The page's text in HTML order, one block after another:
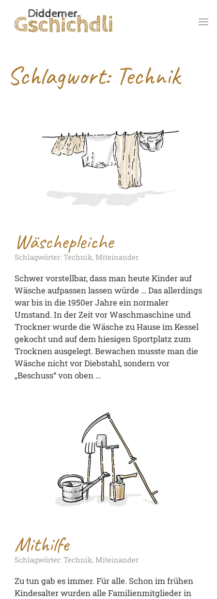
Schlagwort: Technik
Wäschepleiche
Schlagwörter: Technik, Miteinander
Schwer vorstellbar, dass man heute Kinder auf
Wäsche aufpassen lassen würde … Das allerdings
war bis in die 1950er Jahre ein normaler
Umstand. In der Zeit vor Waschmaschine und
Trockner wurde die Wäsche zu Hause im Kessel
gekocht und auf dem hiesigen Sportplatz zum
Trocknen ausgelegt. Bewachen musste man die
Wäsche nicht vor Diebstahl, sondern vor
„Beschuss“ von oben …
Mithilfe
Schlagwörter: Technik, Miteinander
Zu tun gab es immer. Für alle. Schon im frühen
Kindesalter wurden alle Familienmitglieder in